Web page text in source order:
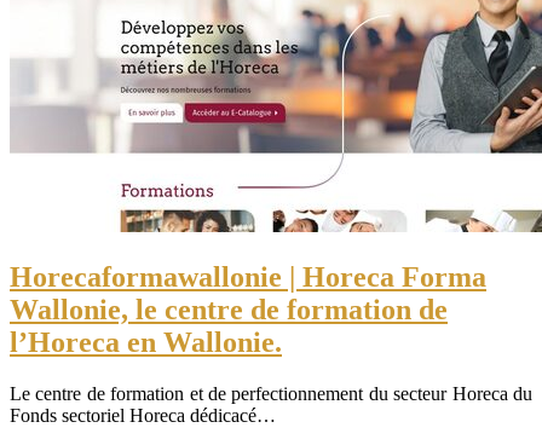
Horecafor­mawal­lo­nie | Horeca Forma
Wallonie, le centre de formation de
l’Horeca en Wallonie.
Le centre de formation et de perfectionnement du secteur Horeca du
Fonds sectoriel Horeca dédicacé…